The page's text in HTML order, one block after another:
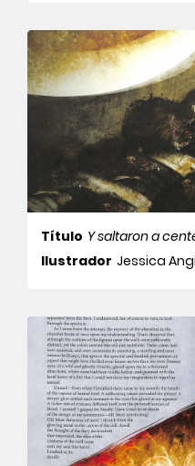
Título Y saltaron a
Ilustrador Jessica